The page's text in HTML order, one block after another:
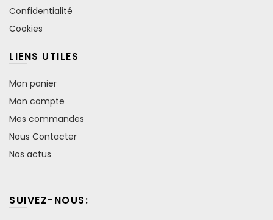
Confidentialité
Cookies
LIENS UTILES
Mon panier
Mon compte
Mes commandes
Nous Contacter
Nos actus
SUIVEZ-NOUS: